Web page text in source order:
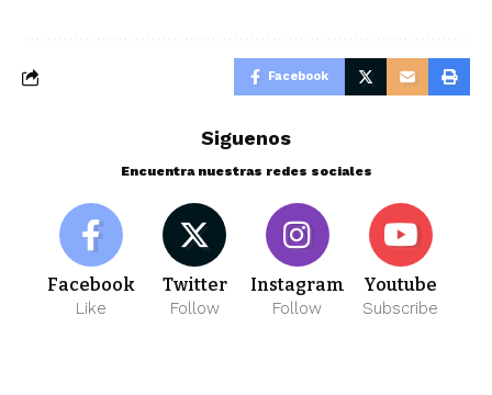
Facebook
Siguenos
Encuentra nuestras redes sociales
Facebook
Like
Twitter
Follow
Instagram
Follow
Youtube
Subscribe